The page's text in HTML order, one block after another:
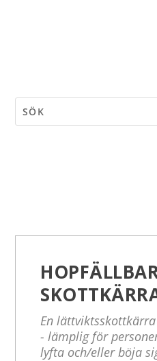
En
- lämplig för
lyfta och/eller böja